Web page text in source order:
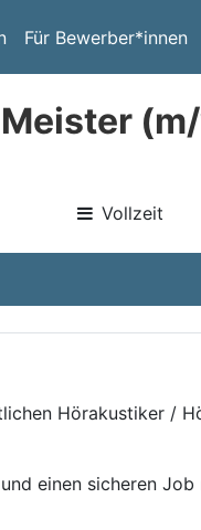
Für Bewerber*innen
Vollzeit
Hörakustiker /
einen sicheren